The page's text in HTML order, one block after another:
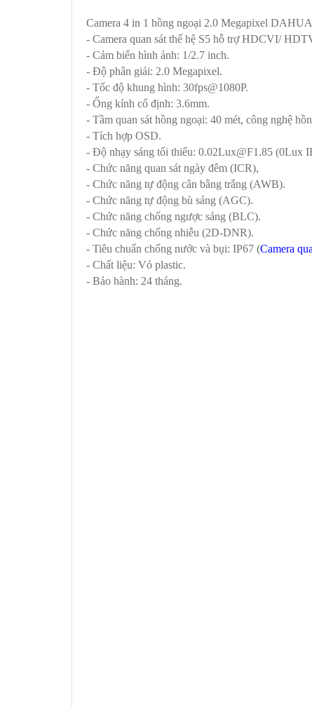
Camera 4 in 1 hồng ngoại 2.0 Megapixel
- Camera quan sát thế hệ S5 hỗ trợ HDCVI/
- Cảm biến hình ảnh: 1/2.7 inch.
- Độ phân giải: 2.0 Megapixel.
- Tốc độ khung hình: 30fps@1080P.
- Ống kính cố định: 3.6mm.
- Tầm quan sát hồng ngoại: 40 mét, công nghệ
- Tích hợp OSD.
- Độ nhạy sáng tối thiểu: 0.02Lux@F1.85 (0Lux
- Chức năng quan sát ngày đêm (ICR),
- Chức năng tự động cân bằng trắng (AWB).
- Chức năng tự động bù sáng (AGC).
- Chức năng chống ngược sáng (BLC).
- Chức năng chống nhiễu (2D-DNR).
- Tiêu chuẩn chống nước và bụi: IP67 (Camera
- Chất liệu: Vỏ plastic.
- Bảo hành: 24 tháng.